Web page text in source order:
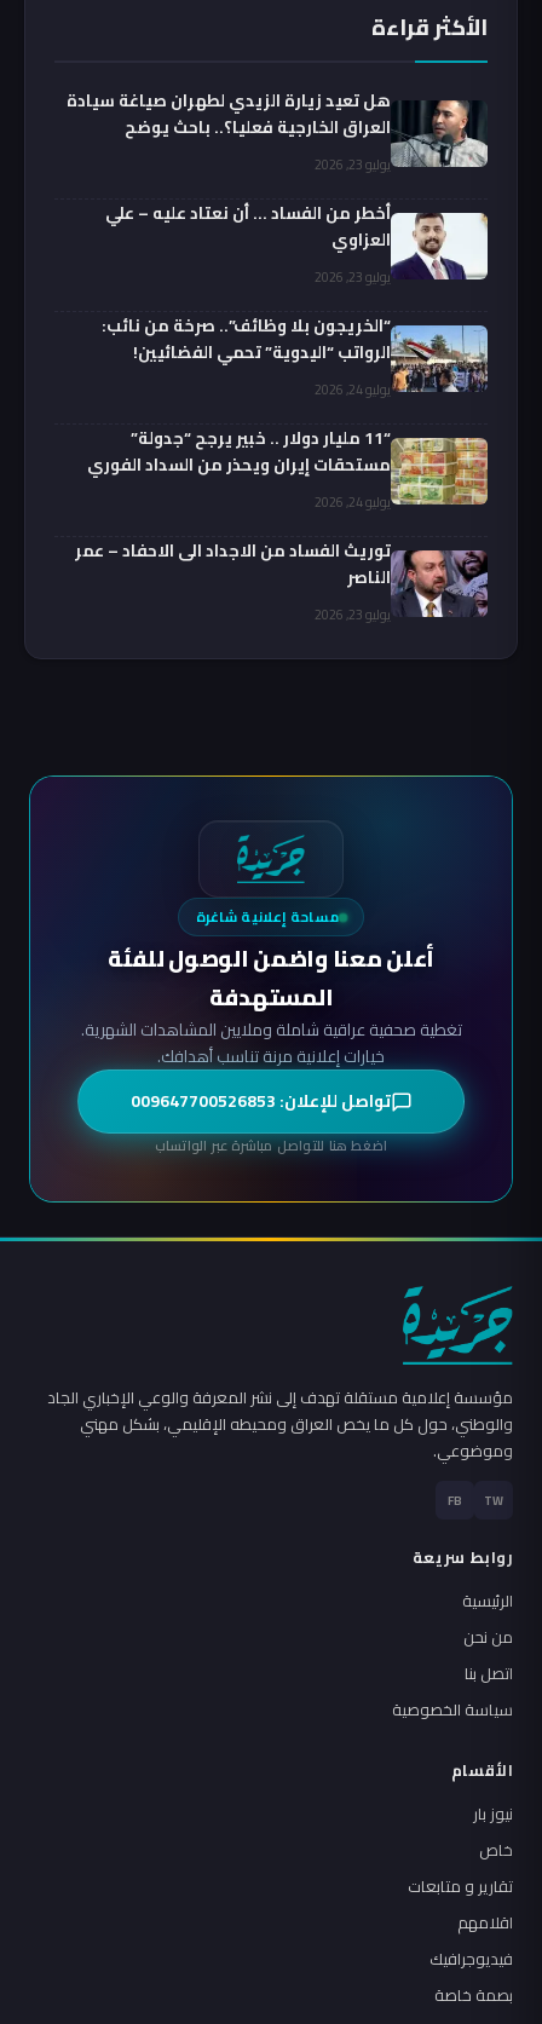
الأكثر قراءة
هل تعيد زيارة الزيدي لطهران صياغة سيادة
العراق الخارجية فعليا؟.. باحث يوضح
يوليو 23, 2026
أخطر من الفساد … أن نعتاد عليه – علي
العزاوي
يوليو 23, 2026
“الخريجون بلا وظائف”.. صرخة من نائب:
الرواتب “اليدوية” تحمي الفضائيين!
يوليو 24, 2026
“11 مليار دولار .. خبير يرجح “جدولة”
مستحقات إيران ويحذر من السداد الفوري
يوليو 24, 2026
توريث الفساد من الاجداد الى الاحفاد – عمر
الناصر
يوليو 23, 2026
مساحة إعلانية شاغرة
أعلن معنا واضمن الوصول للفئة
المستهدفة
تغطية صحفية عراقية شاملة وملايين المشاهدات الشهرية.
خيارات إعلانية مرنة تناسب أهدافك.
تواصل للإعلان: 009647700526853
اضغط هنا للتواصل مباشرة عبر الواتساب
مؤسسة إعلامية مستقلة تهدف إلى نشر المعرفة والوعي الإخباري الجاد
والوطني، حول كل ما يخص العراق ومحيطه الإقليمي، بشكل مهني
وموضوعي.
TW
FB
روابط سريعة
الرئيسية
من نحن
اتصل بنا
سياسة الخصوصية
الأقسام
نيوز بار
خاص
تقارير و متابعات
اقلامهم
فيديوجرافيك
بصمة خاصة